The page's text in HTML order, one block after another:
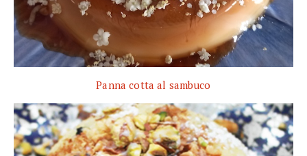
Panna cotta al sambuco